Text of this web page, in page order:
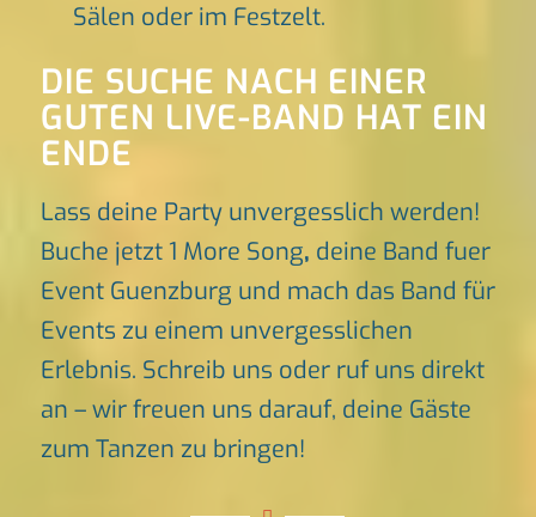
Sälen oder im Festzelt.
DIE SUCHE NACH EINER
GUTEN LIVE-BAND HAT EIN
ENDE
Lass deine Party unvergesslich werden!
Buche jetzt 1 More Song, deine Band fuer
Event Guenzburg und mach das Band für
Events zu einem unvergesslichen
Erlebnis. Schreib uns oder ruf uns direkt
an – wir freuen uns darauf, deine Gäste
zum Tanzen zu bringen!